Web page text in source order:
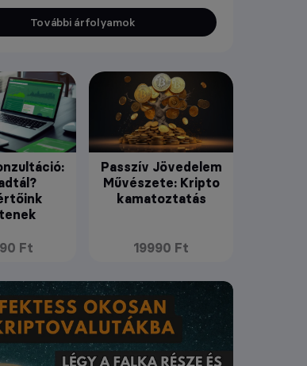
További árfolyamok
Ft
Passzív Jövedelem
Művészete: Kripto
kamatoztatás
19990 Ft